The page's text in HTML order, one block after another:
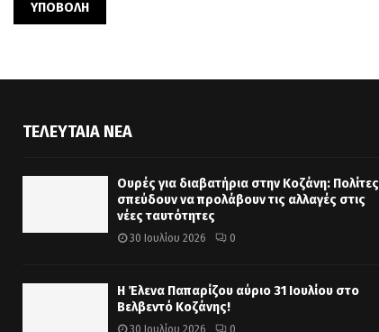
ΤΕΛΕΥΤΑΊΑ ΝΈΑ
Ουρές για διαβατήρια στην Κοζάνη: Πολίτες
σπεύδουν να προλάβουν τις αλλαγές στις
νέες ταυτότητες
30 Ιουλίου 2026 0
Η Έλενα Παπαρίζου αύριο 31 Ιουλίου στο
Βελβεντό Κοζάνης!
30 Ιουλίου 2026 0